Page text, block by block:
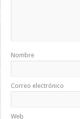
Nombre
Correo electrónico
Web